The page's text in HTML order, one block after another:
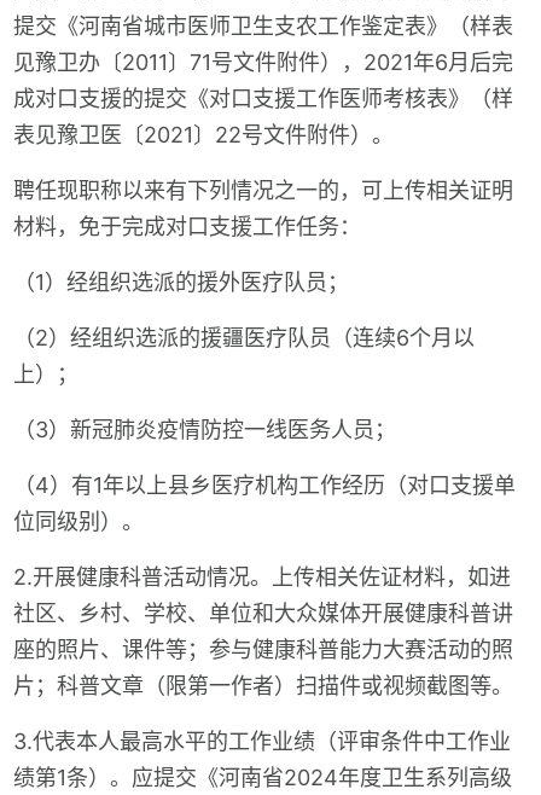
提交《河南省城市医师卫生支农工作鉴定表》（样表
见豫卫办〔2011〕71号文件附件），2021年6月后完
成对口支援的提交《对口支援工作医师考核表》（样
表见豫卫医〔2021〕22号文件附件）。
聘任现职称以来有下列情况之一的，可上传相关证明
材料，免于完成对口支援工作任务：
（1）经组织选派的援外医疗队员；
（2）经组织选派的援疆医疗队员（连续6个月以
上）；
（3）新冠肺炎疫情防控一线医务人员；
（4）有1年以上县乡医疗机构工作经历（对口支援单
位同级别）。
2.开展健康科普活动情况。上传相关佐证材料，如进
社区、乡村、学校、单位和大众媒体开展健康科普讲
座的照片、课件等；参与健康科普能力大赛活动的照
片；科普文章（限第一作者）扫描件或视频截图等。
3.代表本人最高水平的工作业绩（评审条件中工作业
绩第1条）。应提交《河南省2024年度卫生系列高级